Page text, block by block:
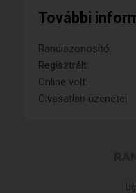
További
Randiazonosító:
Regisztrált:
Online volt:
Olvasatlan üzenetei: